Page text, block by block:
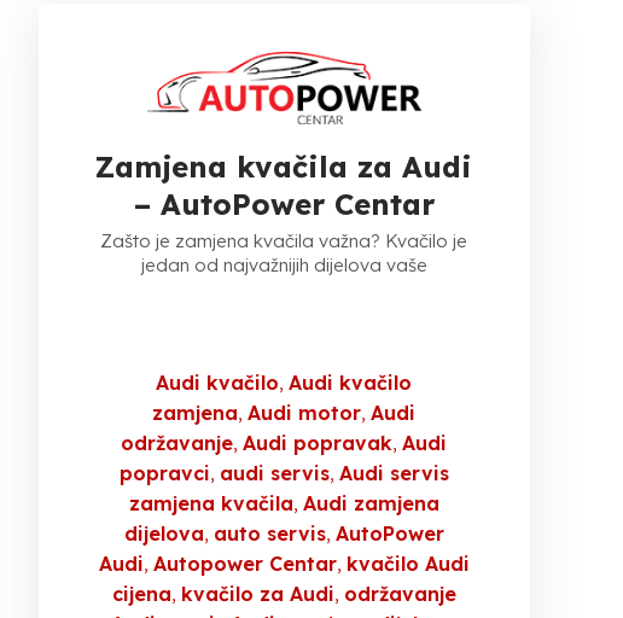
Zamjena kvačila za Audi
– AutoPower Centar
Zašto je zamjena kvačila važna? Kvačilo je
jedan od najvažnijih dijelova vaše
Audi kvačilo Audi kvačilo
zamjena Audi motor Audi
održavanje Audi popravak Audi
popravci audi servis Audi servis
zamjena kvačila Audi zamjena
dijelova auto servis AutoPower
Audi Autopower Centar kvačilo Audi
cijena kvačilo za Audi održavanje